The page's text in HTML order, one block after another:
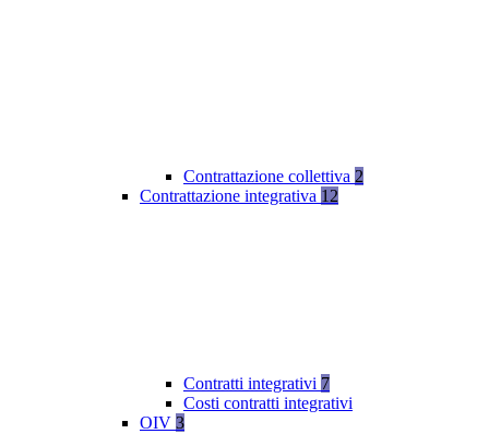
Contrattazione collettiva 2
Contrattazione integrativa 12
Contratti integrativi 7
Costi contratti integrativi
OIV 3